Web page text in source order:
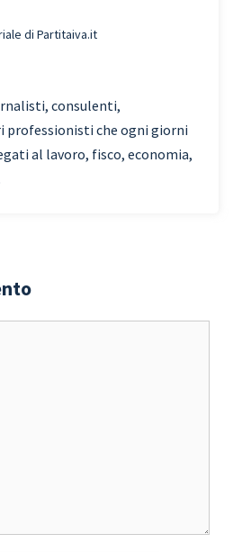
di Partitaiva.it
consulenti,
che ogni giorni
al lavoro, fisco, economia,